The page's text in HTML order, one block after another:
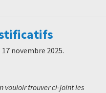
17 novembre 2025.
vouloir trouver ci-joint les